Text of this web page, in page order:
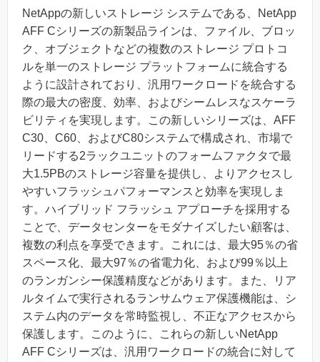
NetAppの新しいストレージ システムである、NetApp
AFF Cシリーズの新製品ラインは、ファイル、ブロッ
ク、オブジェクトなどの複数のストレージ プロトコ
ルを単一のストレージ プラットフォームに統合する
ように設計されており、汎用ワークロードを統合する
際の最大の密度、効率、およびシームレスなスケーラ
ビリティを実現します。この新しいシリーズは、AFF
C30、C60、およびC80システムで構成され、市場で
リードする2ラックユニットのフォームファクタで最
大1.5PBのストレージ容量を提供し、よりアクセスし
やすいフラッシュパフォーマンスと効率を実現しま
す。ハイブリッド フラッシュ アプローチを採用する
ことで、データセンターをモダナイズしたい顧客は、
複数の利点を享受できます。これには、最大95％の省
スペース化、最大97％の省電力化、および99％以上
のランガンシー保護精度などがあります。また、リア
ルタイムで実行されるランサムウェア保護機能は、シ
ステム内のデータを常時監視し、不正なアクセスから
保護します。このように、これらの新しいNetApp
AFF Cシリーズは、汎用ワークロードの統合に対して